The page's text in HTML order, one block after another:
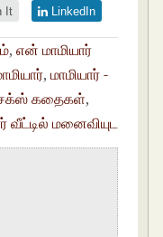
It LinkedIn
,என் மாமியார்
,மாமியார் -
கதைகள்,
வீட்டில் மனைவியுட